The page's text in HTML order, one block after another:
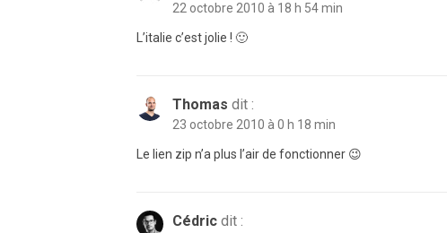
22 octobre 2010 à 18 h 54 min
L’italie c’est jolie ! 🙂
Thomas dit :
23 octobre 2010 à 0 h 18 min
Le lien zip n’a plus l’air de fonctionner 😉
Cédric dit :